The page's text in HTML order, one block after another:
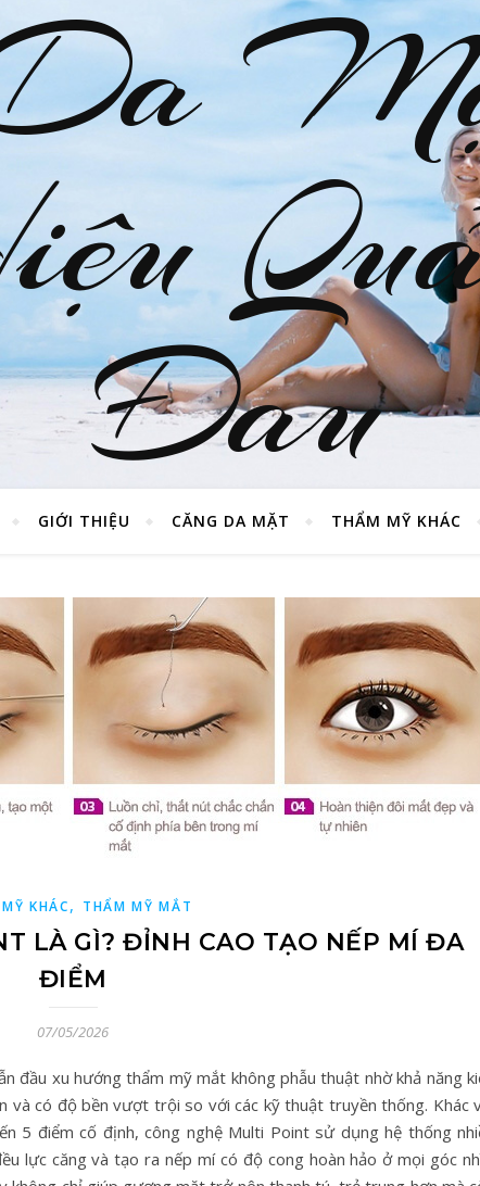
Da
Đau
GIỚI THIỆU CĂNG DA MẶT THẨM MỸ KHÁC
KHÁC, THẨM MỸ MẮT
LÀ GÌ? ĐỈNH CAO TẠO NẾP MÍ ĐA
ĐIỂM
07/05/2026
đầu xu hướng thẩm mỹ mắt không phẫu thuật nhờ khả năng
và có độ bền vượt trội so với các kỹ thuật truyền thống. Khác
5 điểm cố định, công nghệ Multi Point sử dụng hệ thống
lực căng và tạo ra nếp mí có độ cong hoàn hảo ở mọi góc